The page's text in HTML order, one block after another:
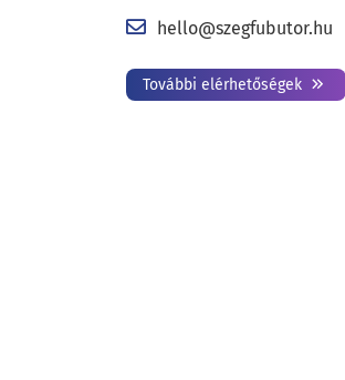
hello@szegfubutor.hu
További elérhetőségek